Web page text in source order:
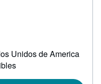
Unidos de America